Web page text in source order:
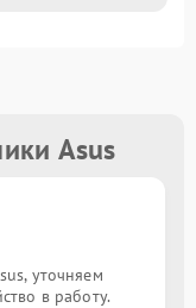
Asus
уточняем
в работу.